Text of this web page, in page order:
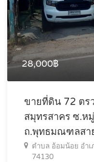
28,000฿
ขายที่ดิน 72 ตร
สมุทรสาคร ซ.ห
ถ.พุทธมณฑลสา
ตำบล อ้อมน้อย อำ
74130